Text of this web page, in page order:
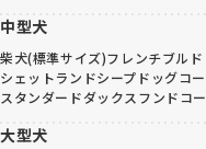
中型犬
柴犬(標準サイズ)フレンチブル
シェットランドシープドッグコ
スタンダードダックスフンドコ
大型犬